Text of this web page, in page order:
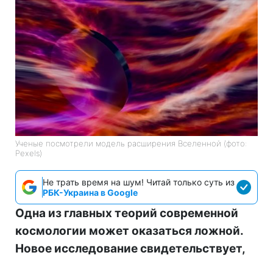
Ученые посмотрели модель расширения Вселенной (фото:
Pexels)
Не трать время на шум! Читай только суть из
РБК-Украина в Google
Одна из главных теорий современной
космологии может оказаться ложной.
Новое исследование свидетельствует,